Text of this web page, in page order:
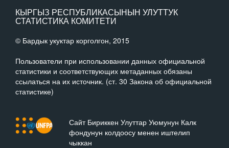
КЫРГЫЗ РЕСПУБЛИКАСЫНЫН УЛУТТУК
СТАТИСТИКА КОМИТЕТИ
© Бардык укуктар корголгон, 2015
Пользователи при использовании данных официальной
статистики и соответствующих метаданных обязаны
ссылаться на их источник. (ст. 30 Закона об официальной
статистике)
Сайт Бириккен Улуттар Уюмунун Калк
фондунун колдоосу менен иштелип
чыккан